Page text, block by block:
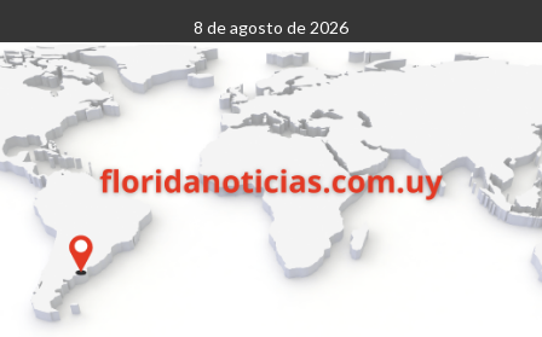
al
contenido
8 de agosto de 2026